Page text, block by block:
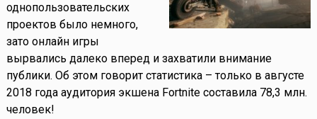
однопользовательских
проектов было немного,
зато онлайн игры
вырвались далеко вперед и захватили внимание
публики. Об этом говорит статистика – только в августе
2018 года аудитория экшена Fortnite составила 78,3 млн.
человек!